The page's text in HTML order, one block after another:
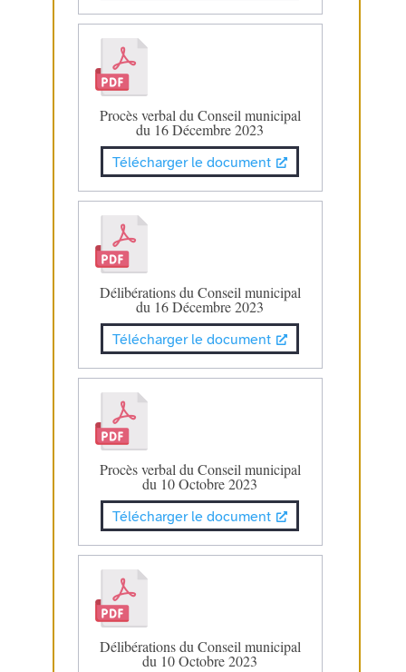
Procès verbal du Conseil municipal
du 16 Décembre 2023
Télécharger le document
Délibérations du Conseil municipal
du 16 Décembre 2023
Télécharger le document
Procès verbal du Conseil municipal
du 10 Octobre 2023
Télécharger le document
Délibérations du Conseil municipal
du 10 Octobre 2023